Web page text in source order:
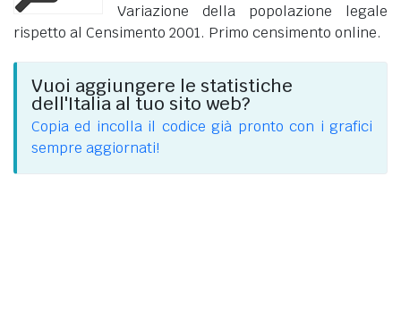
Variazione della popolazione legale
rispetto al Censimento 2001. Primo censimento online.
Vuoi aggiungere le statistiche
dell'Italia al tuo sito web?
Copia ed incolla il codice già pronto con i grafici
sempre aggiornati!